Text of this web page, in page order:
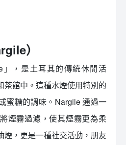
）
」，是土耳其的傳統休閒活
茶館中。這種水煙使用特別的
蜜糖的調味。Nargile 通過一
煙霧過濾，使其煙霧更為柔
煙，更是一種社交活動，朋友